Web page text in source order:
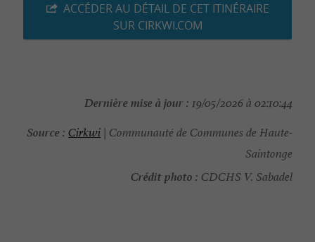
ACCÉDER AU DÉTAIL DE CET ITINÉRAIRE
SUR CIRKWI.COM
Dernière mise à jour : 19/05/2026 à 02:10:44
Source : Cirkwi | Communauté de Communes de Haute-
Saintonge
Crédit photo : CDCHS V. Sabadel